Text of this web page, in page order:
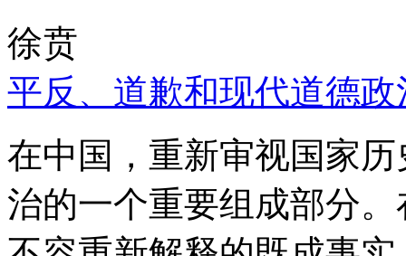
徐贲
平反、道歉和现代道德政
在中国，重新审视国家
治的一个重要组成部分